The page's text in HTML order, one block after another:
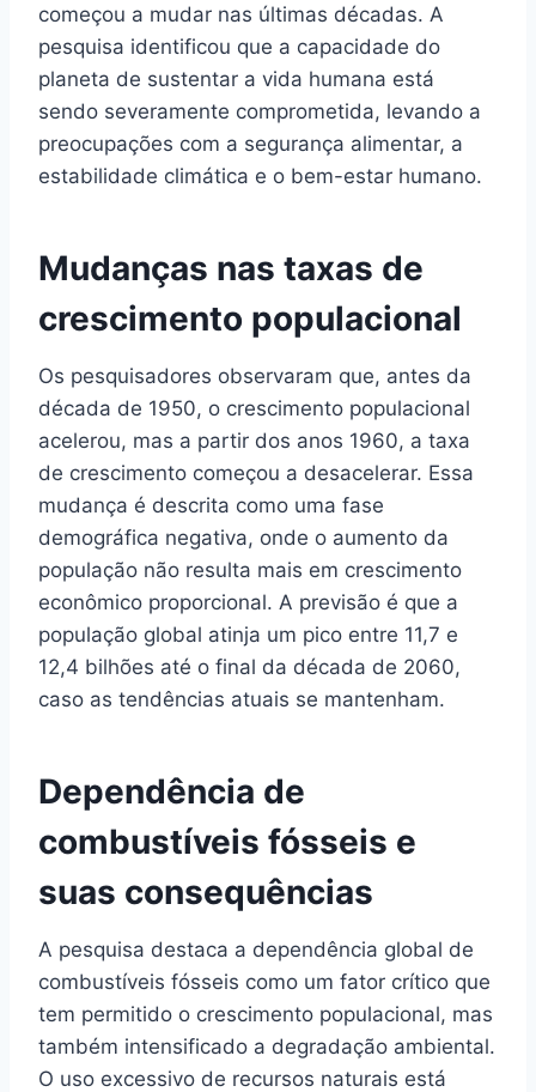
começou a mudar nas últimas décadas. A
pesquisa identificou que a capacidade do
planeta de sustentar a vida humana está
sendo severamente comprometida, levando a
preocupações com a segurança alimentar, a
estabilidade climática e o bem-estar humano.
Mudanças nas taxas de
crescimento populacional
Os pesquisadores observaram que, antes da
década de 1950, o crescimento populacional
acelerou, mas a partir dos anos 1960, a taxa
de crescimento começou a desacelerar. Essa
mudança é descrita como uma fase
demográfica negativa, onde o aumento da
população não resulta mais em crescimento
econômico proporcional. A previsão é que a
população global atinja um pico entre 11,7 e
12,4 bilhões até o final da década de 2060,
caso as tendências atuais se mantenham.
Dependência de
combustíveis fósseis e
suas consequências
A pesquisa destaca a dependência global de
combustíveis fósseis como um fator crítico que
tem permitido o crescimento populacional, mas
também intensificado a degradação ambiental.
O uso excessivo de recursos naturais está